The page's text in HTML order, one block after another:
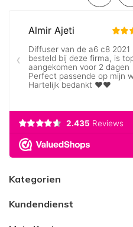
Kategorien
Kundendienst